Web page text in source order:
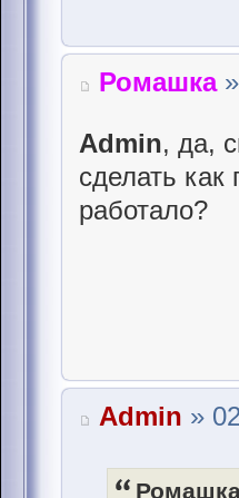
Ромашка»
Admin, да,
сделать
работало?
Admin »